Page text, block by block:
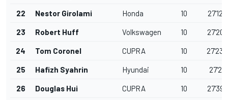
22 Nestor Girolami Honda 10
23 Robert Huff Volkswagen 10
24 Tom Coronel CUPRA 10
25 Hafizh Syahrin Hyundai 10
26 Douglas Hui CUPRA 10